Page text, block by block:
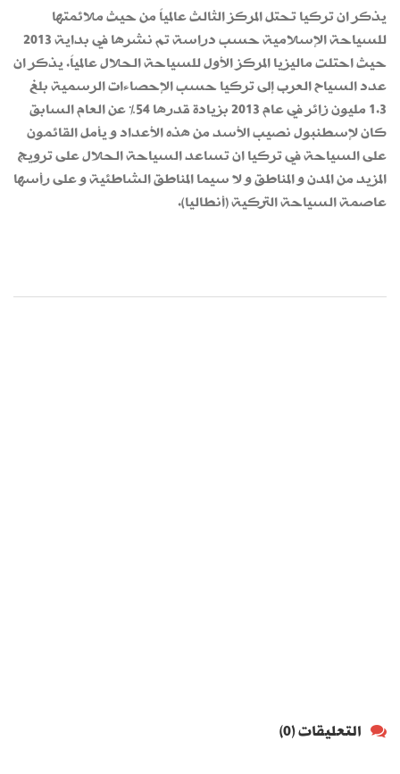
يذكر ان تركيا تحتل المركز الثالث عالمياً من حيث ملائمتها
للسياحة الإسلامية حسب دراسة تم نشرها في بداية 2013
حيث احتلت ماليزيا المركز الأول للسياحة الحلال عالمياً. يذكر ان
عدد السياح العرب إلى تركيا حسب الإحصاءات الرسمية بلغ
1.3 مليون زائر في عام 2013 بزيادة قدرها 54% عن العام السابق
كان لإسطنبول نصيب الأسد من هذه الأعداد و يأمل القائمون
على السياحة في تركيا ان تساعد السياحة الحلال على ترويج
المزيد من المدن و المناطق و لا سيما المناطق الشاطئية و على رأسها
عاصمة السياحة التركية (أنطاليا).
التعليقات (0)